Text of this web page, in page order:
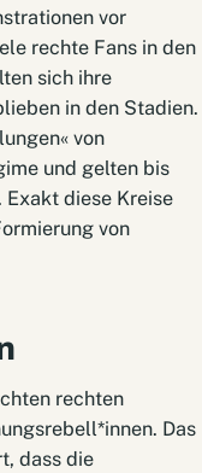
vor
rechte Fans in den
sich ihre
in den Stadien.
von
und gelten bis
diese Kreise
von
rechten
Das
dass die